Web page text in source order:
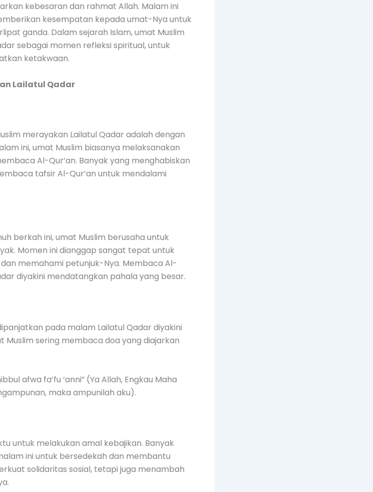
kebesaran dan rahmat Allah. Malam ini
kesempatan kepada umat-Nya untuk
ganda. Dalam sejarah Islam, umat Muslim
sebagai momen refleksi spiritual, untuk
ketakwaan.
Lailatul Qadar
merayakan Lailatul Qadar adalah dengan
ini, umat Muslim biasanya melaksanakan
Al-Qur’an. Banyak yang menghabiskan
tafsir Al-Qur’an untuk mendalami
berkah ini, umat Muslim berusaha untuk
Momen ini dianggap sangat tepat untuk
memahami petunjuk-Nya. Membaca Al-
diyakini mendatangkan pahala yang besar.
pada malam Lailatul Qadar diyakini
Muslim sering membaca doa yang diajarkan
afwa fa’fu ‘anni” (Ya Allah, Engkau Maha
maka ampunilah aku).
untuk melakukan amal kebajikan. Banyak
ini untuk bersedekah dan membantu
solidaritas sosial, tetapi juga menambah